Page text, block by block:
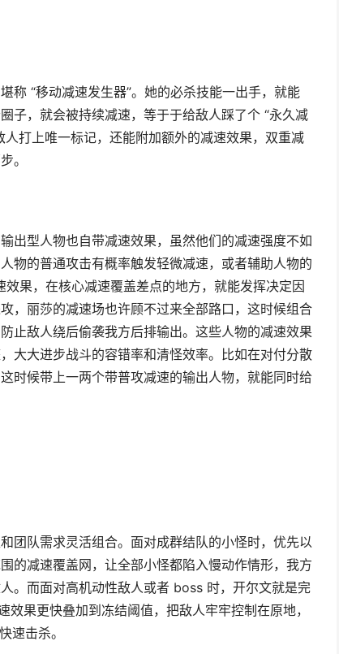
称 “移动减速发生器”。她的必杀技能一出手，就能
子，就会被持续减速，等于于给敌人踩了个 “永久减
打上唯一标记，还能附加额外的减速效果，双重减
。
出型人物也自带减速效果，虽然他们的减速强度不如
物的普通攻击有概率触发轻微减速，或者辅助人物的
果，在核心减速覆盖差点的地方，就能发挥决定因
，丽莎的减速场也许顾不过来全部路口，这时候组合
止敌人绕后偷袭我方后排输出。这些人物的减速效果
大大进步战斗的容错率和清怪效率。比如在对付分散
时候带上一两个带普攻减速的输出人物，就能同时给
团队需求灵活组合。面对成群结队的小怪时，优先以
的减速覆盖网，让全部小怪都陷入慢动作情形，我方
。而面对高机动性敌人或者 boss 时，开尔文就是完
果更快叠加到冻结阈值，把敌人牢牢控制在原地，
速击杀。